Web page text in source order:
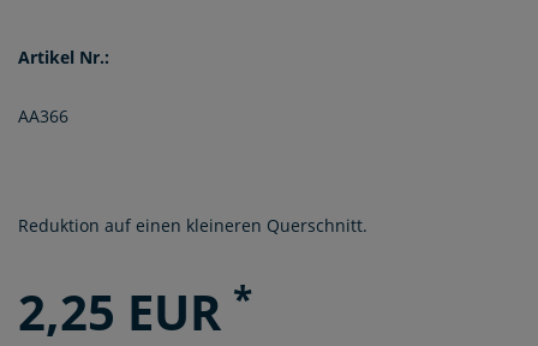
Artikel Nr.:
AA366
Reduktion auf einen kleineren Querschnitt.
2,25 EUR *